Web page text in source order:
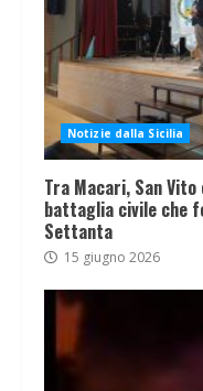
Notizie dalla Sicilia
Tra Macari, San
battaglia civile che
Settanta
15 giugno 2026